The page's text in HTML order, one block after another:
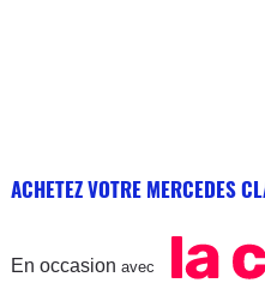
ACHETEZ VOTRE MERCEDES
En occasion avec